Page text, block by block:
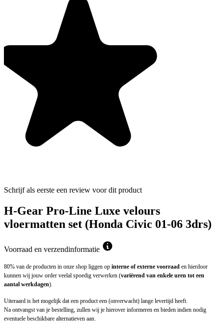
Schrijf als eerste een review voor dit product
H-Gear Pro-Line Luxe velours
vloermatten set (Honda Civic 01-06 3drs)
Voorraad en verzendinformatie
80% van de producten in onze shop liggen op interne of externe voorraad en hierdoor
kunnen wij jouw order veelal spoedig verwerken (variërend van enkele uren tot een
aantal werkdagen).
Uiteraard is het mogelijk dat een product een (onverwacht) lange levertijd heeft.
Na ontvangst van je bestelling, zullen wij je hierover informeren en bieden indien nodig
eventuele beschikbare alternatieven aan.